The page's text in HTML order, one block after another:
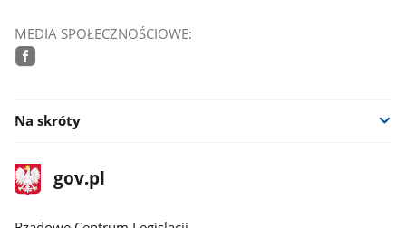
MEDIA SPOŁECZNOŚCIOWE:
Na skróty
stopka
gov.plStrona
gov.pl